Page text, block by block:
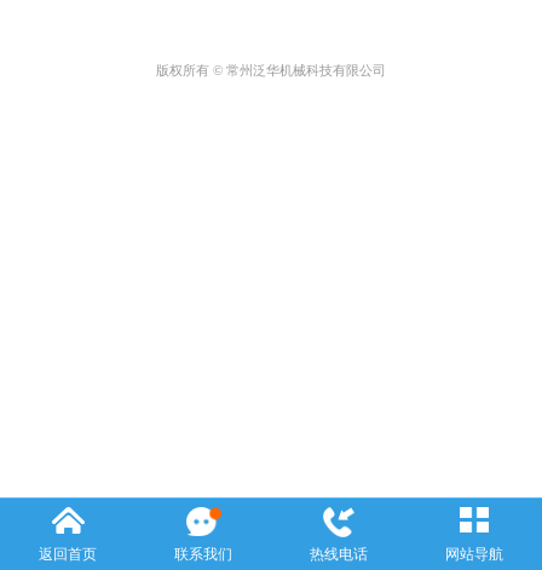
版权所有 © 常州泛华机械科技有限公司
返回首页 联系我们 热线电话 网站导航